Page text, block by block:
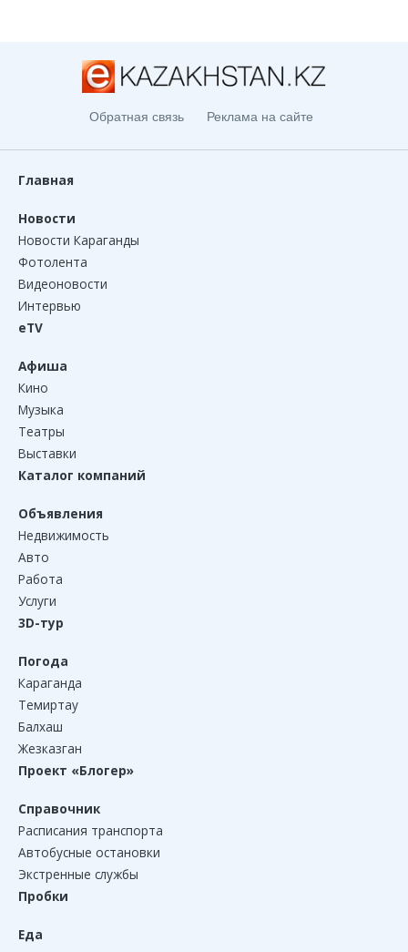
Обратная связь Реклама на сайте
Главная
Новости
Новости Караганды
Фотолента
Видеоновости
Интервью
eTV
Афиша
Кино
Музыка
Театры
Выставки
Каталог компаний
Объявления
Недвижимость
Авто
Работа
Услуги
3D-тур
Погода
Караганда
Темиртау
Балхаш
Жезказган
Проект «Блогер»
Справочник
Расписания транспорта
Автобусные остановки
Экстренные службы
Пробки
Еда